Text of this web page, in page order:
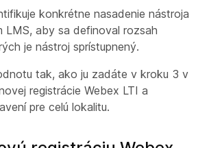
konkrétne nasadenie nástroja
LMS, aby sa definoval rozsah
je nástroj sprístupnený.
tak, ako ju zadáte v kroku 3 v
registrácie Webex LTI a
pre celú lokalitu.